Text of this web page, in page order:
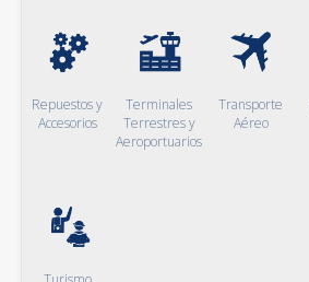
Repuestos y
Accesorios
Terminales
Terrestres y
Aeroportuarios
Transporte
Aéreo